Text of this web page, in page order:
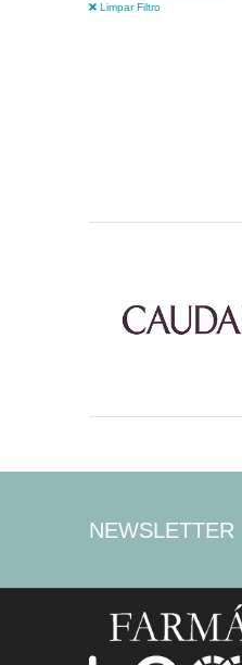
Limpar Filtro
NEWSLETTER